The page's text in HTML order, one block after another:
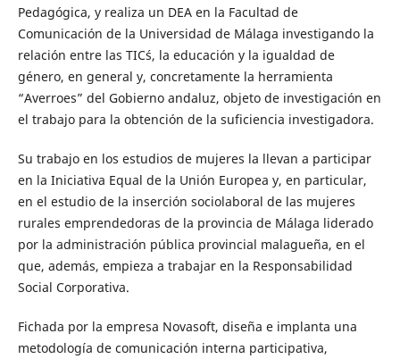
Pedagógica, y realiza un DEA en la Facultad de
Comunicación de la Universidad de Málaga investigando la
relación entre las TIC´s, la educación y la igualdad de
género, en general y, concretamente la herramienta
“Averroes” del Gobierno andaluz, objeto de investigación en
el trabajo para la obtención de la suficiencia investigadora.
Su trabajo en los estudios de mujeres la llevan a participar
en la Iniciativa Equal de la Unión Europea y, en particular,
en el estudio de la inserción sociolaboral de las mujeres
rurales emprendedoras de la provincia de Málaga liderado
por la administración pública provincial malagueña, en el
que, además, empieza a trabajar en la Responsabilidad
Social Corporativa.
Fichada por la empresa Novasoft, diseña e implanta una
metodología de comunicación interna participativa,